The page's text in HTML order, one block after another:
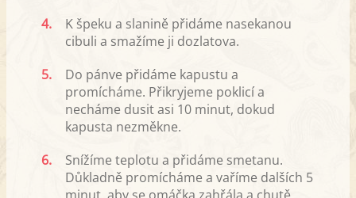
4.
K špeku a slanině přidáme nasekanou
cibuli a smažíme ji dozlatova.
5.
Do pánve přidáme kapustu a
promícháme. Přikryjeme poklicí a
necháme dusit asi 10 minut, dokud
kapusta nezměkne.
6.
Snížíme teplotu a přidáme smetanu.
Důkladně promícháme a vaříme dalších 5
minut, aby se omáčka zahřála a chutě